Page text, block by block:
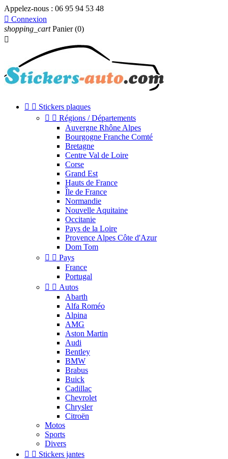
Appelez-nous : 06 95 94 53 48
 Connexion
shopping_cart Panier (0)

  Stickers plaques
  Régions / Départements
Auvergne Rhône Alpes
Bourgogne Franche Comté
Bretagne
Centre Val de Loire
Corse
Grand Est
Hauts de France
Île de France
Normandie
Nouvelle Aquitaine
Occitanie
Pays de la Loire
Provence Alpes Côte d'Azur
Dom Tom
  Pays
France
Portugal
  Autos
Abarth
Alfa Roméo
Alpina
AMG
Aston Martin
Audi
Bentley
BMW
Brabus
Buick
Cadillac
Chevrolet
Chrysler
Citroën
Motos
Sports
Divers
  Stickers jantes